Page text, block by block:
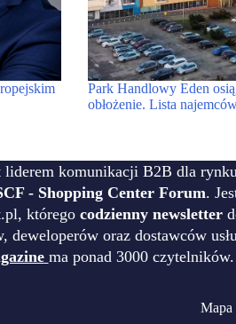
Park Handlowy Eden
obłożenie. Lista
komunikacji B2B dla
- Shopping Center Forum.
którego codzienny newsletter
deweloperów oraz dostawców
ma ponad 3000 czytelników.
Mapa